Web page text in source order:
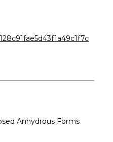
Anhydrous Forms